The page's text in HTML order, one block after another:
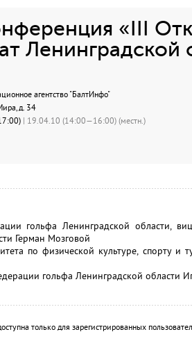
«III
Ленинградской
агентство "БалтИнфо"
д. 34
| 19.04.10 (14:00—16:00) (местн.)
гольфа Ленинградской области,
Герман Мозговой
по физической культуре, спорту и
гольфа Ленинградской области
только для зарегистрированных